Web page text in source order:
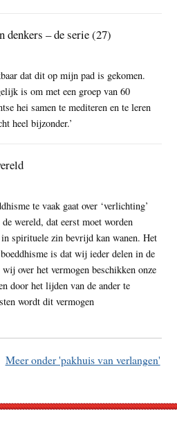
denkers – de serie (27)
dat dit op mijn pad is gekomen.
is om met een groep van 60
hei samen te mediteren en te leren
heel bijzonder.’
te vaak gaat over ‘verlichting’
wereld, dat eerst moet worden
spirituele zin bevrijd kan wanen. Het
is dat wij ieder delen in de
over het vermogen beschikken onze
door het lijden van de ander te
wordt dit vermogen
Meer onder 'pakhuis van verlangen'